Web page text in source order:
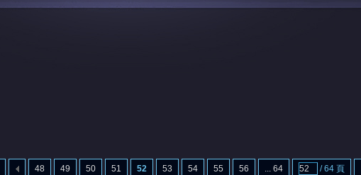
48 49 50 51 52 53 54 55 56 ... 64 / 64 頁